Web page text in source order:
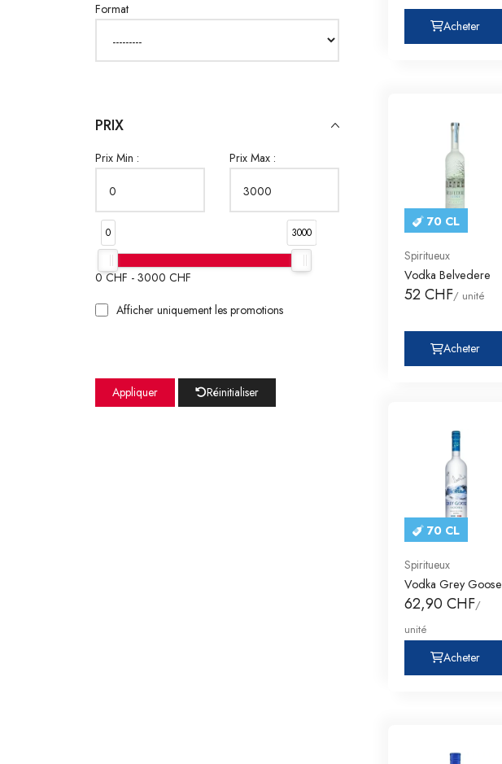
Format
PRIX
Prix Min : Prix Max :
0 3000
0CHF - 3000 CHF
Afficher uniquement les promotions
Appliquer Réinitialiser
Acheter
70 CL
Spiritueux
Vodka Belvedere
52 CHF/ unité
Acheter
70 CL
Spiritueux
Vodka Grey Goose
62,90 CHF/
unité
Acheter